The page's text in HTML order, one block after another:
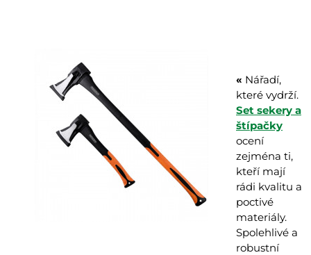
« Nářadí,
které vydrží.
Set sekery a
štípačky
ocení
zejména ti,
kteří mají
rádi kvalitu a
poctivé
materiály.
Spolehlivé a
robustní